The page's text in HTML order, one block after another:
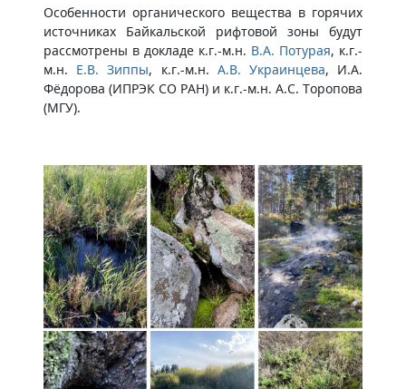
Особенности органического вещества в горячих
источниках Байкальской рифтовой зоны будут
рассмотрены в докладе к.г.-м.н. В.А. Потурая, к.г.-
м.н. Е.В. Зиппы, к.г.-м.н. А.В. Украинцева, И.А.
Фёдорова (ИПРЭК СО РАН) и к.г.-м.н. А.С. Торопова
(МГУ).